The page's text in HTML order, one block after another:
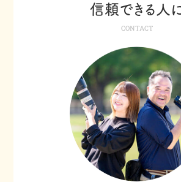
信頼できる人
CONTACT